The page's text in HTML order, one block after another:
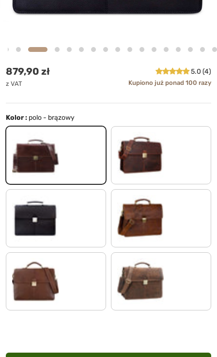
Cena standardowa
879,90 zł
z VAT
5.0 (4)
Kupiono już ponad 100 razy
Kolor : polo - brązowy
polo - brązowy prato - brązowy
czarny prestiż - brązowy
garbowane roślinnie na brązowo torino - brązowy